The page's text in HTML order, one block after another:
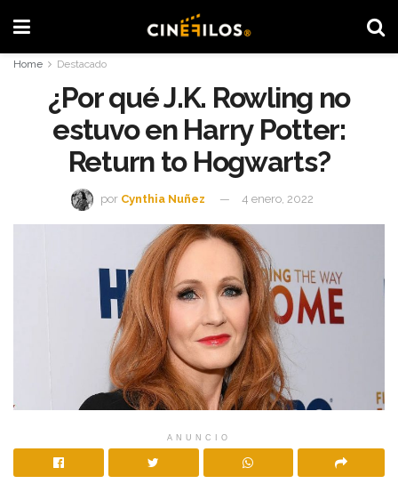
Home Destacado
¿Por qué J.K. Rowling no
estuvo en Harry Potter:
Return to Hogwarts?
por Cynthia Nuñez 4 enero, 2022
ANUNCIO